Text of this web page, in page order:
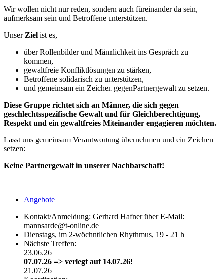
Wir wollen nicht nur reden, sondern auch füreinander da sein,
aufmerksam sein und Betroffene unterstützen.
UnserZiel ist es,
über Rollenbilder und Männlichkeit ins Gespräch zu
kommen,
gewaltfreie Konfliktlösungen zu stärken,
Betroffene solidarisch zu unterstützen,
und gemeinsam ein Zeichen gegenPartnergewalt zu setzen.
Diese Gruppe richtet sich an Männer, die sich gegen
geschlechtsspezifische Gewalt und für Gleichberechtigung,
Respekt und ein gewaltfreies Miteinander engagieren möchten.
Lasst uns gemeinsam Verantwortung übernehmen und ein Zeichen
setzen:
Keine Partnergewalt in unserer Nachbarschaft!
Angebote
Kontakt/Anmeldung: Gerhard Hafner über E-Mail:
mannsarde@t-online.de
Dienstags, im 2-wöchntlichen Rhythmus, 19 - 21 h
Nächste Treffen:
23.06.26
07.07.26 => verlegt auf 14.07.26!
21.07.26